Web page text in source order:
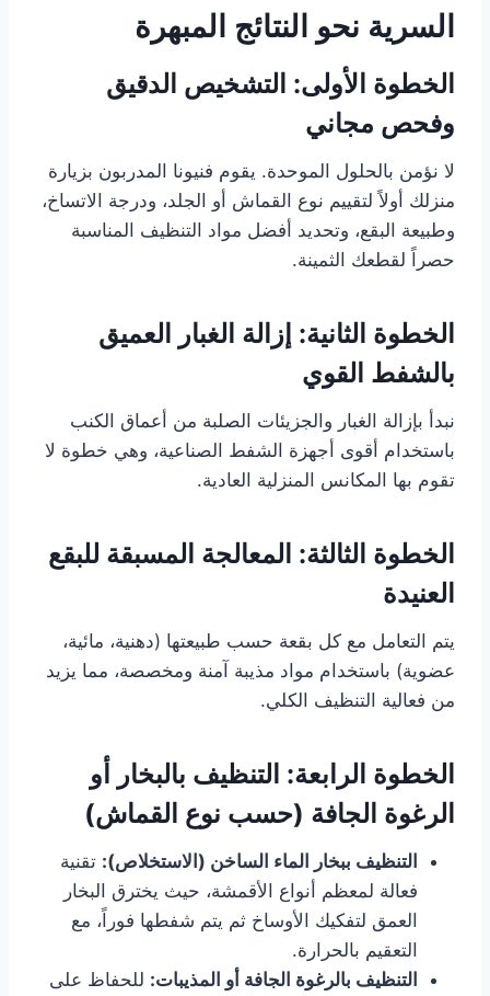
السرية نحو النتائج المبهرة
الخطوة الأولى: التشخيص الدقيق
وفحص مجاني
لا نؤمن بالحلول الموحدة. يقوم فنيونا المدربون بزيارة
منزلك أولاً لتقييم نوع القماش أو الجلد، ودرجة الاتساخ،
وطبيعة البقع، وتحديد أفضل مواد التنظيف المناسبة
حصراً لقطعك الثمينة.
الخطوة الثانية: إزالة الغبار العميق
بالشفط القوي
نبدأ بإزالة الغبار والجزيئات الصلبة من أعماق الكنب
باستخدام أقوى أجهزة الشفط الصناعية، وهي خطوة لا
تقوم بها المكانس المنزلية العادية.
الخطوة الثالثة: المعالجة المسبقة للبقع
العنيدة
يتم التعامل مع كل بقعة حسب طبيعتها (دهنية، مائية،
عضوية) باستخدام مواد مذيبة آمنة ومخصصة، مما يزيد
من فعالية التنظيف الكلي.
الخطوة الرابعة: التنظيف بالبخار أو
الرغوة الجافة (حسب نوع القماش)
التنظيف ببخار الماء الساخن (الاستخلاص): تقنية
فعالة لمعظم أنواع الأقمشة، حيث يخترق البخار
العمق لتفكيك الأوساخ ثم يتم شفطها فوراً، مع
التعقيم بالحرارة.
التنظيف بالرغوة الجافة أو المذيبات: للحفاظ على